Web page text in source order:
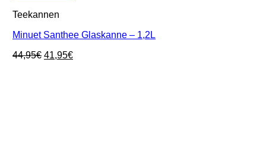
Teekannen
Minuet Santhee Glaskanne – 1,2L
44,95€ Ursprünglicher
41,95€Aktueller